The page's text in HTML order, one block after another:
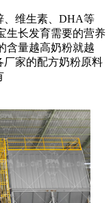
、维生素、DHA等
生长发育需要的营养
含量越高奶粉就越
厂家的配方奶粉原料